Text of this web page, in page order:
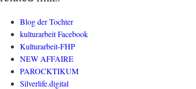
Blog der Tochter
kulturarbeit Facebook
Kulturarbeit-FHP
NEW AFFAIRE
PAROCKTIKUM
Silverlife.digital